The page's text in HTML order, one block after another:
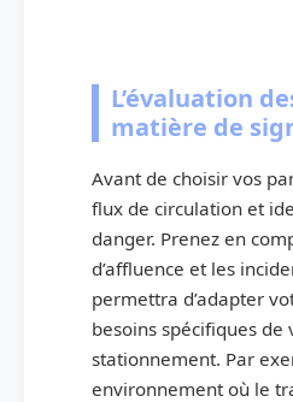
L’évaluation
matière de
Avant de choisir vos
flux de circulation et
danger. Prenez en
d’affluence et les
permettra d’adapter
besoins spécifiques de
stationnement. Par
environnement où le